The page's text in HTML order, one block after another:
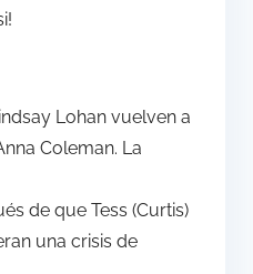
Lohan vuelven a
Coleman. La
de que Tess (Curtis)
una crisis de